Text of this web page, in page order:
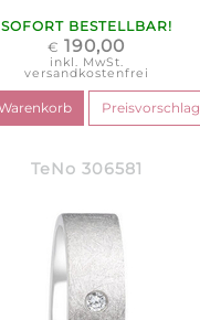
SOFORT BESTELLBAR!
€ 190,00
inkl. MwSt.
versandkostenfrei
TeNo 306581